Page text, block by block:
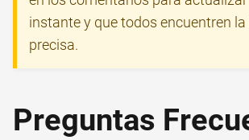
instante y que todos encuentren
precisa.
Preguntas